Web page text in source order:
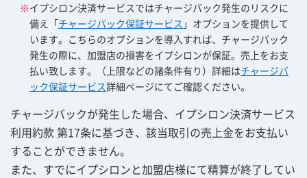
※イプシロン決済サービスではチャージバック発生のリスクに
備え「チャージバック保証サービス 」オプションを提供して
います。こちらのオプションを導入すれば、チャージバック
発生の際に、加盟店の損害をイプシロンが保証。売上をお支
払い致します。（上限などの諸条件有り）詳細はチャージバ
ック保証サービス詳細ページにてご確認ください。
チャージバックが発生した場合、イプシロン決済サービス
利用約款 第17条に基づき、該当取引の売上金をお支払い
することができません。
また、すでにイプシロンと加盟店様にて精算が終了してい